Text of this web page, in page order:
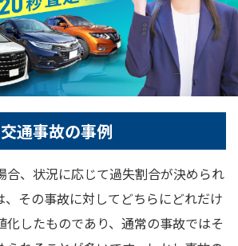
通事故の事例
合、状況に応じて過失割合が決められ
、その事故に対してどちらにどれだけ
化したものであり、通常の事故ではそ